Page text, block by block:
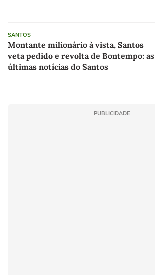
SANTOS
Montante milionário à vista, Santos
veta pedido e revolta de Bontempo: as
últimas notícias do Santos
PUBLICIDADE